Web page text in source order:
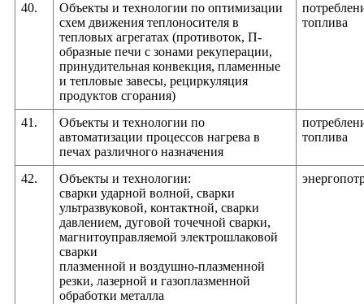
40.
Объекты и технологии по оптимизации
схем движения теплоносителя в
тепловых агрегатах (противоток, П-
образные печи с зонами рекуперации,
принудительная конвекция, пламенные
и тепловые завесы, рециркуляция
продуктов сгорания)
топлива
41.
Объекты и технологии по
автоматизации процессов нагрева в
печах различного назначения
топлива
42.
Объекты и технологии:
сварки ударной волной, сварки
ультразвуковой, контактной, сварки
давлением, дуговой точечной сварки,
магнитоуправляемой электрошлаковой
сварки
плазменной и воздушно-плазменной
резки, лазерной и газоплазменной
обработки металла